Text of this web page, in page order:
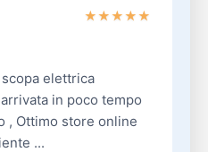
★★★★★
elettrica
in poco tempo
, Ottimo store online
...